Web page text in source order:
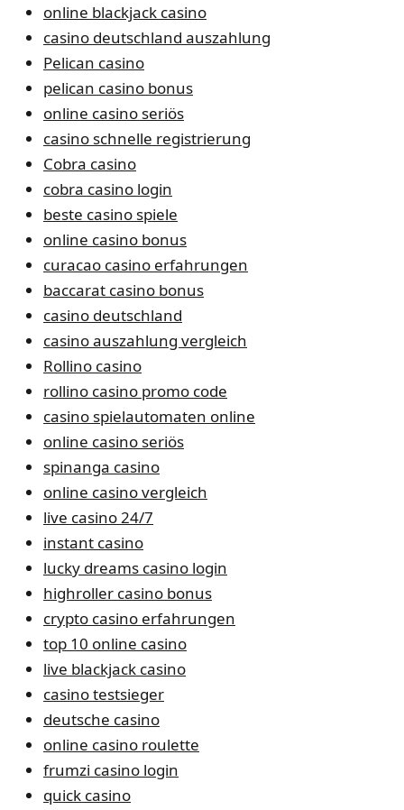
online blackjack casino
casino deutschland auszahlung
Pelican casino
pelican casino bonus
online casino seriös
casino schnelle registrierung
Cobra casino
cobra casino login
beste casino spiele
online casino bonus
curacao casino erfahrungen
baccarat casino bonus
casino deutschland
casino auszahlung vergleich
Rollino casino
rollino casino promo code
casino spielautomaten online
online casino seriös
spinanga casino
online casino vergleich
live casino 24/7
instant casino
lucky dreams casino login
highroller casino bonus
crypto casino erfahrungen
top 10 online casino
live blackjack casino
casino testsieger
deutsche casino
online casino roulette
frumzi casino login
quick casino